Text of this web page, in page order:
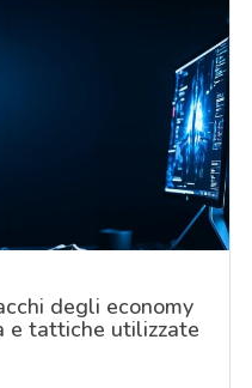
degli economy
e tattiche utilizzate